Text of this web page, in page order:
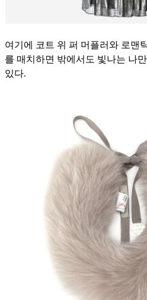
여기에 코트 위 퍼 머플러와 로맨
를 매치하면 밖에서도 빛나는 나
있다.